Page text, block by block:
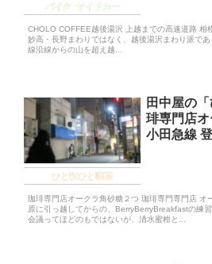
バイク･サイドカー
CHOLO COFFEE越後湯沢 上越までの高速道路 相
妙高・長野まわりではなく、越後湯沢まわり派で
線沿線からの山を超え越...
ひと駅ひと喫茶
田中屋の
琲専門店オ
小田急線
珈琲専門店オークラ角砂糖２つ 珈琲専門専門店 オ
原に引っ越してからの、BerryBerryBreakfastの練
会議ってほどのもではないが、清水蜜柑と...